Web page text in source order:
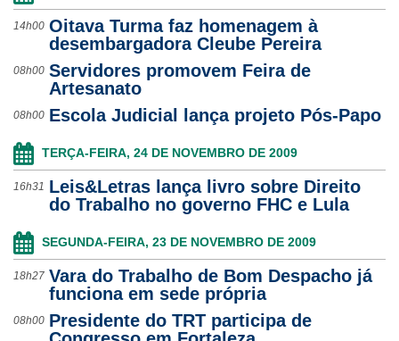
14h00 Oitava Turma faz homenagem à
desembargadora Cleube Pereira
08h00 Servidores promovem Feira de
Artesanato
08h00 Escola Judicial lança projeto Pós-Papo
TERÇA-FEIRA, 24 DE NOVEMBRO DE 2009
16h31 Leis&Letras lança livro sobre Direito
do Trabalho no governo FHC e Lula
SEGUNDA-FEIRA, 23 DE NOVEMBRO DE 2009
18h27 Vara do Trabalho de Bom Despacho já
funciona em sede própria
08h00 Presidente do TRT participa de